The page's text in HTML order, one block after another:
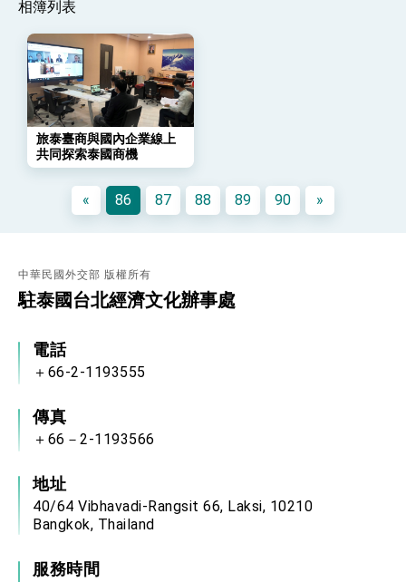
總統主持「守護民主台灣國安行動方案」記者
會 強調以實力守護台海和平 以決心掌握國家
命運
變局中 奮起的新臺灣 總統發表國慶演說
總統發表執政周年談話 盼面對未來挑戰 堅持
團結 迎風轉型 穩健前行
賴總統就職演說影片
總統重要談話
外交部重要言論
事處」，進一步深化台美交流合作
相簿列表
旅泰臺商與國內企業線上
共同探索泰國商機
« 86 87 88 89 90 »
中華民國外交部 版權所有
駐泰國台北經濟文化辦事處
電話
＋66-2-1193555
傳真
＋66－2-1193566
地址
40/64 Vibhavadi-Rangsit 66, Laksi, 10210
Bangkok, Thailand
服務時間